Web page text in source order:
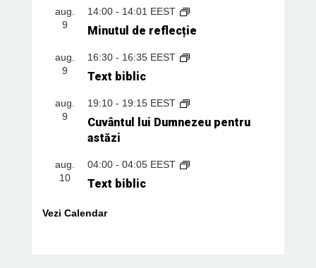
aug.
9
14:00- 14:01 EEST
Minutul de reflecție
aug.
9
16:30- 16:35 EEST
Text biblic
aug.
9
19:10- 19:15 EEST
Cuvântul lui Dumnezeu pentru
astăzi
aug.
10
04:00- 04:05 EEST
Text biblic
Vezi Calendar